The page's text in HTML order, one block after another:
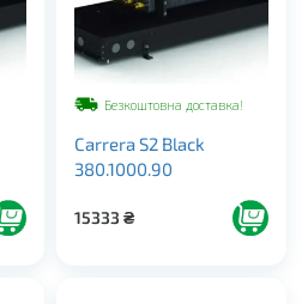
Безкоштовна доставка!
Carrera S2 Black
380.1000.90
15333 ₴